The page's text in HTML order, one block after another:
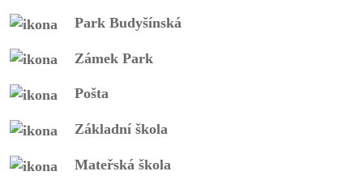
Park Budyšínská
Zámek Park
Pošta
Základní škola
Mateřská škola